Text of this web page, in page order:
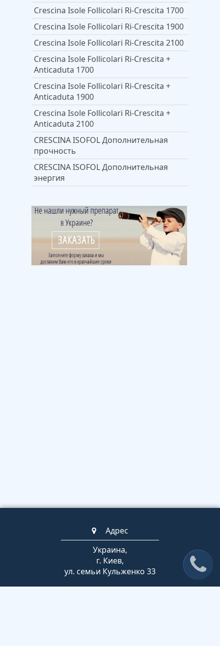
Crescina Isole Follicolari Ri-Crescita 1700
Crescina Isole Follicolari Ri-Crescita 1900
Crescina Isole Follicolari Ri-Crescita 2100
Crescina Isole Follicolari Ri-Crescita +
Anticaduta 1700
Crescina Isole Follicolari Ri-Crescita +
Anticaduta 1900
Crescina Isole Follicolari Ri-Crescita +
Anticaduta 2100
CRESCINA ISOFOL Дополнительная
прочность
CRESCINA ISOFOL Дополнительная
энергия
Адрес
Украина,
г. Киев,
ул. семьи Кульженко 33